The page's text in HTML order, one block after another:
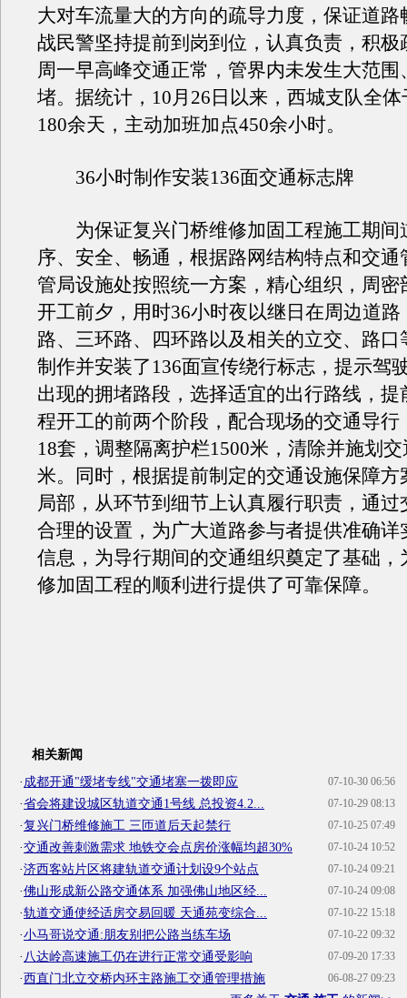
大对车流量大的方向的疏导力度，保证道路
战民警坚持提前到岗到位，认真负责，积极
周一早高峰交通正常，管界内未发生大范围
堵。据统计，10月26日以来，西城支队全
180余天，主动加班加点450余小时。
36小时制作安装136面交通标志牌
为保证复兴门桥维修加固工程施工期间
序、安全、畅通，根据路网结构特点和交通
管局设施处按照统一方案，精心组织，周密
开工前夕，用时36小时夜以继日在周边道路
路、三环路、四环路以及相关的立交、路口
制作并安装了136面宣传绕行标志，提示驾
出现的拥堵路段，选择适宜的出行路线，提
程开工的前两个阶段，配合现场的交通导行
18套，调整隔离护栏1500米，清除并施划
米。同时，根据提前制定的交通设施保障方
局部，从环节到细节上认真履行职责，通过
合理的设置，为广大道路参与者提供准确详
信息，为导行期间的交通组织奠定了基础，
修加固工程的顺利进行提供了可靠保障。
相关新闻
07-10-30 06:56
·成都开通"缓堵专线"交通堵塞一拨即应
07-10-29 08:13
·省会将建设城区轨道交通1号线 总投资4.2...
07-10-25 07:49
·复兴门桥维修施工 三匝道后天起禁行
07-10-24 10:52
·交通改善刺激需求 地铁交会点房价涨幅均超30%
07-10-24 09:21
·济西客站片区将建轨道交通计划设9个站点
07-10-24 09:08
·佛山形成新公路交通体系 加强佛山地区经...
07-10-22 15:18
·轨道交通使经适房交易回暖 天通苑变综合...
07-10-22 09:32
·小马哥说交通:朋友别把公路当练车场
07-09-20 17:33
· 八达岭高速施工仍在进行正常交通受影响
06-08-27 09:23
·西直门北立交桥内环主路施工交通管理措施